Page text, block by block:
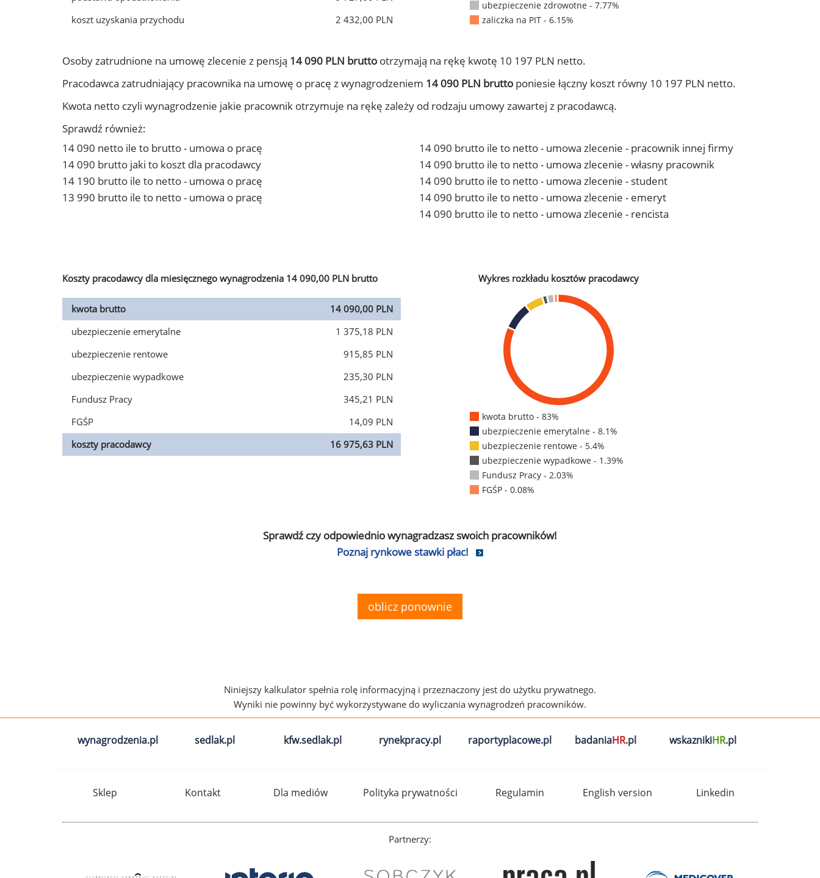
koszt uzyskania przychodu
2 432,00 PLN
ubezpieczenie zdrowotne - 7.77%
zaliczka na PIT - 6.15%
Osoby zatrudnione na umowę zlecenie z pensją 14 090 PLN brutto otrzymają na rękę kwotę 10 197 PLN netto.
Pracodawca zatrudniający pracownika na umowę o pracę z wynagrodzeniem 14 090 PLN brutto poniesie łączny koszt równy 10 197 PLN netto.
Kwota netto czyli wynagrodzenie jakie pracownik otrzymuje na rękę zależy od rodzaju umowy zawartej z pracodawcą.
Sprawdź również:
14 090 netto ile to brutto - umowa o pracę
14 090 brutto jaki to koszt dla pracodawcy
14 190 brutto ile to netto - umowa o pracę
13 990 brutto ile to netto - umowa o pracę
14 090 brutto ile to netto - umowa zlecenie - pracownik innej firmy
14 090 brutto ile to netto - umowa zlecenie - własny pracownik
14 090 brutto ile to netto - umowa zlecenie - student
14 090 brutto ile to netto - umowa zlecenie - emeryt
14 090 brutto ile to netto - umowa zlecenie - rencista
Koszty pracodawcy dla miesięcznego wynagrodzenia 14 090,00 PLN brutto
kwota brutto
14 090,00 PLN
ubezpieczenie emerytalne
1 375,18 PLN
ubezpieczenie rentowe
915,85 PLN
ubezpieczenie wypadkowe
235,30 PLN
Fundusz Pracy
345,21 PLN
FGŚP
14,09 PLN
koszty pracodawcy
16 975,63 PLN
Wykres rozkładu kosztów pracodawcy
kwota brutto - 83%
ubezpieczenie emerytalne - 8.1%
ubezpieczenie rentowe - 5.4%
ubezpieczenie wypadkowe - 1.39%
Fundusz Pracy - 2.03%
FGŚP - 0.08%
Sprawdź czy odpowiednio wynagradzasz swoich pracowników!
Poznaj rynkowe stawki płac!
oblicz ponownie
Niniejszy kalkulator spełnia rolę informacyjną i przeznaczony jest do użytku prywatnego.
Wyniki nie powinny być wykorzystywane do wyliczania wynagrodzeń pracowników.
wynagrodzenia.pl sedlak.pl kfw.sedlak.pl rynekpracy.pl raportyplacowe.pl badaniaHR.pl wskaznikiHR.pl
Sklep Kontakt Dla mediów Polityka prywatności Regulamin English version Linkedin
Partnerzy: